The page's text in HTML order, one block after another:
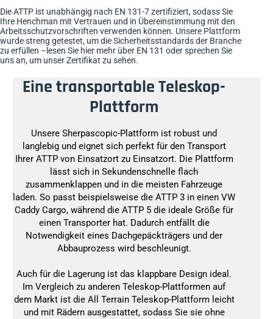
Die ATTP ist unabhängig nach EN 131-7 zertifiziert, sodass Sie
Ihre Henchman mit Vertrauen und in Übereinstimmung mit den
Arbeitsschutzvorschriften verwenden können. Unsere Plattform
wurde streng getestet, um die Sicherheitsstandards der Branche
zu erfüllen – lesen Sie hier mehr über EN 131 oder sprechen Sie
uns an, um unser Zertifikat zu sehen.
Eine transportable Teleskop-
Plattform
Unsere Sherpascopic-Plattform ist robust und
langlebig und eignet sich perfekt für den Transport
Ihrer ATTP von Einsatzort zu Einsatzort. Die Plattform
lässt sich in Sekundenschnelle flach
zusammenklappen und in die meisten Fahrzeuge
laden. So passt beispielsweise die ATTP 3 in einen VW
Caddy Cargo, während die ATTP 5 die ideale Größe für
einen Transporter hat. Dadurch entfällt die
Notwendigkeit eines Dachgepäckträgers und der
Abbauprozess wird beschleunigt.
Auch für die Lagerung ist das klappbare Design ideal.
Im Vergleich zu anderen Teleskop-Plattformen auf
dem Markt ist die All Terrain Teleskop-Plattform leicht
und mit Rädern ausgestattet, sodass Sie sie ohne